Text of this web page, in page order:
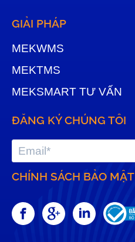
GIẢI PHÁP
MEKWMS
MEKTMS
MEKSMART TƯ VẤN
ĐĂNG KÝ CHÚNG TÔI
CHÍNH SÁCH BẢO MẬT